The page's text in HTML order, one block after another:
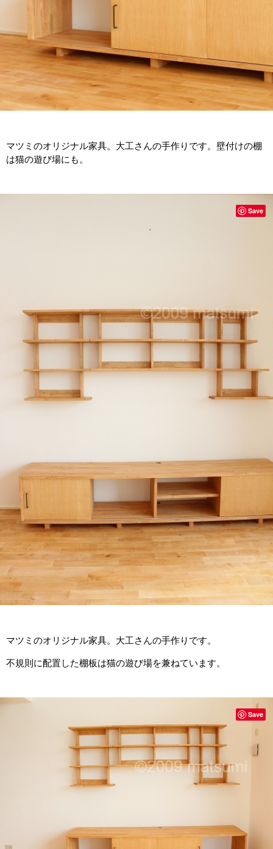
マツミのオリジナル家具。大工さんの手作りです。壁付けの棚
は猫の遊び場にも。
マツミのオリジナル家具。大工さんの手作りです。
不規則に配置した棚板は猫の遊び場を兼ねています。
Save
Save